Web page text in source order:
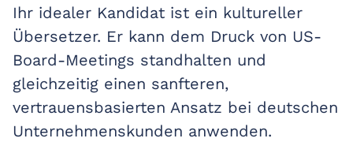
Ihr idealer Kandidat ist ein kultureller
Übersetzer. Er kann dem Druck von US-
Board-Meetings standhalten und
gleichzeitig einen sanfteren,
vertrauensbasierten Ansatz bei deutschen
Unternehmenskunden anwenden.